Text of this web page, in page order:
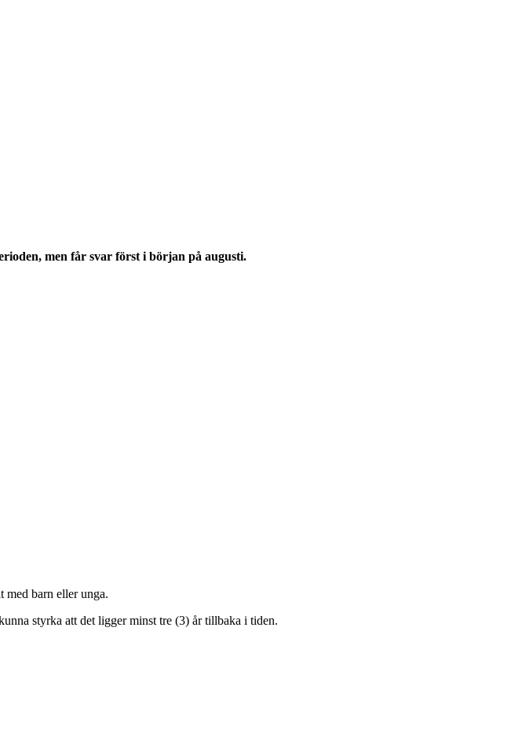
men får svar först i början på augusti.
med barn eller unga.
styrka att det ligger minst tre (3) år tillbaka i tiden.